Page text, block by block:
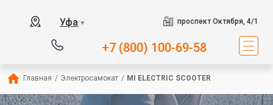
Уфа ▼ проспект Октября, 4/1
+7 (800) 100-69-58
Главная / Электросамокат / MI ELECTRIC SCOOTER